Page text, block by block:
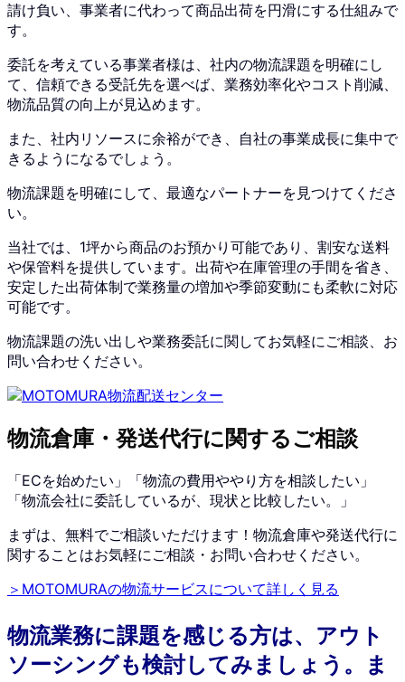
請け負い、事業者に代わって商品出荷を円滑にする仕組みで
す。
委託を考えている事業者様は、社内の物流課題を明確にし
て、信頼できる受託先を選べば、業務効率化やコスト削減、
物流品質の向上が見込めます。
また、社内リソースに余裕ができ、自社の事業成長に集中で
きるようになるでしょう。
物流課題を明確にして、最適なパートナーを見つけてくださ
い。
当社では、1坪から商品のお預かり可能であり、割安な送料
や保管料を提供しています。出荷や在庫管理の手間を省き、
安定した出荷体制で業務量の増加や季節変動にも柔軟に対応
可能です。
物流課題の洗い出しや業務委託に関してお気軽にご相談、お
問い合わせください。
物流倉庫・発送代行に関するご相談
「ECを始めたい」「物流の費用ややり方を相談したい」
「物流会社に委託しているが、現状と比較したい。」
まずは、無料でご相談いただけます！物流倉庫や発送代行に
関することはお気軽にご相談・お問い合わせください。
＞MOTOMURAの物流サービスについて詳しく見る
物流業務に課題を感じる方は、アウト
ソーシングも検討してみましょう。ま